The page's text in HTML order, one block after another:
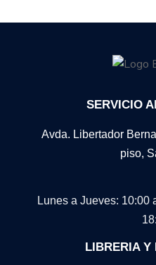
SERVICIO
Avda. Libertador
piso,
Lunes a Jueves: 10:00
LIBRERIA Y